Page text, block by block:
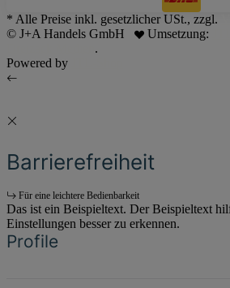
* Alle Preise inkl. gesetzlicher USt., zzgl.
© J+A Handels GmbH
Umsetzung:
.
Powered by
Barrierefreiheit
Für eine leichtere Bedienbarkeit
Das ist ein Beispieltext. Der Beispieltext
Einstellungen besser zu erkennen.
Profile